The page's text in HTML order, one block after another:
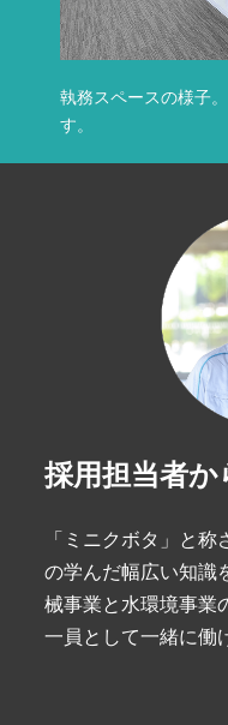
執務スペースの様子
す。
採用担当者
「ミニクボタ」と
の学んだ幅広い知識
械事業と水環境事業
一員として一緒に働